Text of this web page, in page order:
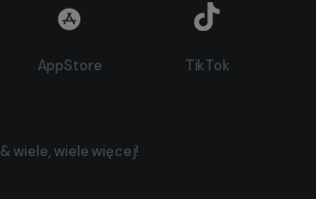
AppStore TikTok
& wiele, wiele więcej!